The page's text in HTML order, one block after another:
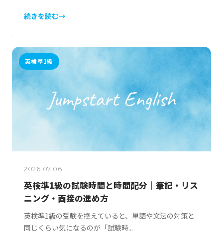
続きを読む→
英検準1級
2026.07.06
英検準1級の試験時間と時間配分｜筆記・リス
ニング・面接の進め方
英検準1級の受験を控えていると、単語や文法の対策と
同じくらい気になるのが「試験時...